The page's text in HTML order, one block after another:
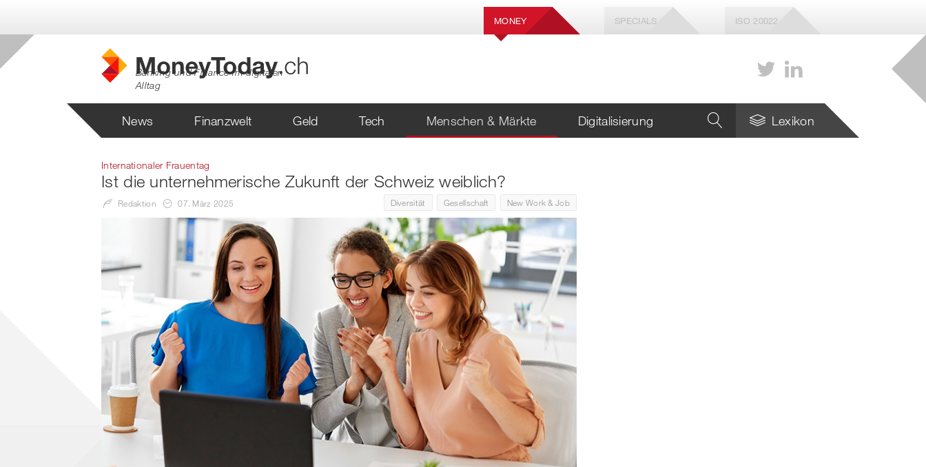
MONEY SPECIALS ISO 20022
Banking und Finance im digitalen
Alltag
News Finanzwelt Geld Tech Menschen & Märkte Digitalisierung Lexikon
Internationaler Frauentag
Ist die unternehmerische Zukunft der Schweiz weiblich?
Redaktion 07. März 2025 Diversität Gesellschaft New Work & Job